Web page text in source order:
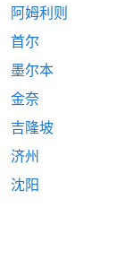
阿姆利则
首尔
墨尔本
金奈
吉隆坡
济州
沈阳